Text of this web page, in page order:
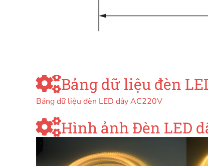
Bảng dữ liệu đèn
Bảng dữ liệu đèn LED dây AC220V
Hình ảnh Đèn LED